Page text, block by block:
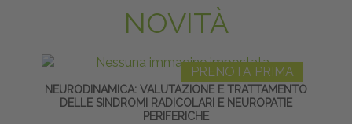
NOVITÀ
PRENOTA PRIMA
NEURODINAMICA: VALUTAZIONE E TRATTAMENTO
DELLE SINDROMI RADICOLARI E NEUROPATIE
PERIFERICHE